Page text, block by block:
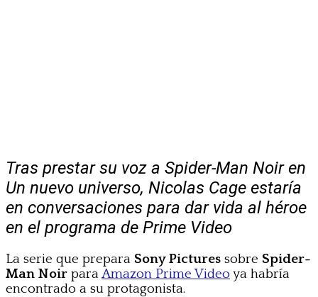
Tras prestar su voz a Spider-Man Noir en
Un nuevo universo, Nicolas Cage estaría
en conversaciones para dar vida al héroe
en el programa de Prime Video
La serie que prepara Sony Pictures sobre Spider-
Man Noir paraAmazon Prime Videoya habría
encontrado a su protagonista.